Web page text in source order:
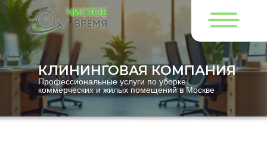
Профессиональные услуги по уборке
коммерческих и жилых помещений в Москве
КЛИНИНГОВАЯ КОМПАНИЯ